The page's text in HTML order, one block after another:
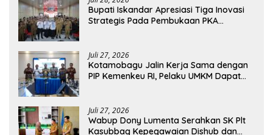
Bupati Iskandar Apresiasi Tiga Inovasi
Strategis Pada Pembukaan PKA
Juli 27, 2026
Kotamobagu Jalin Kerja Sama dengan
PIP Kemenkeu RI, Pelaku UMKM Dapat
Juli 27, 2026
Wabup Dony Lumenta Serahkan SK Plt
Kasubbag Kepegawaian Dishub dan